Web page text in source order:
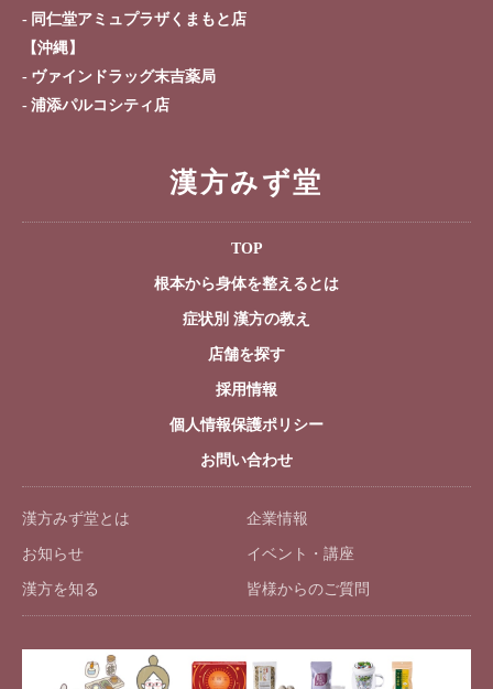
同仁堂アミュプラザくまもと店
【沖縄】
ヴァインドラッグ末吉薬局
浦添パルコシティ店
漢方みず堂
TOP
根本から身体を整えるとは
症状別 漢方の教え
店舗を探す
採用情報
個人情報保護ポリシー
お問い合わせ
漢方みず堂とは 企業情報
お知らせ イベント・講座
漢方を知る 皆様からのご質問